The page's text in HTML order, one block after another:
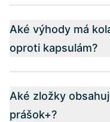
Aké výhody má
oproti kapsulám?
Aké zložky
prášok+?